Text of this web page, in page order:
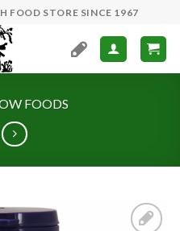
FOOD STORE SINCE 1967
FOODS